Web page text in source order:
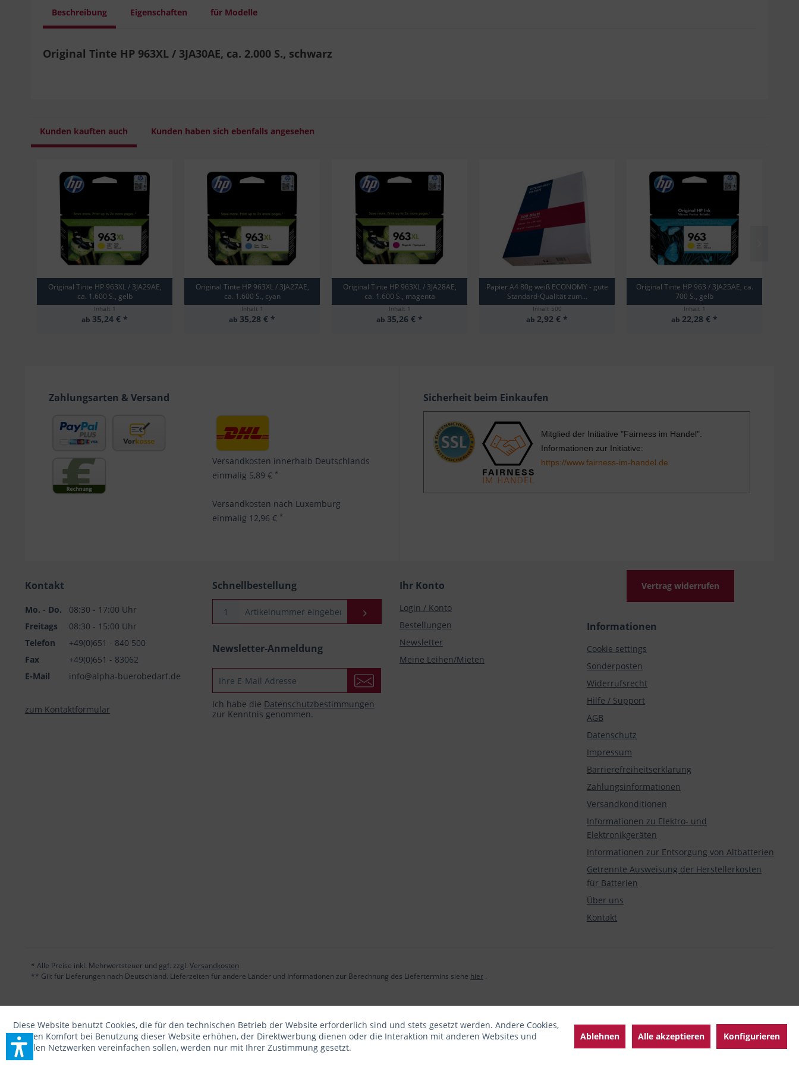
Beschreibung Eigenschaften für Modelle
Original Tinte HP 963XL / 3JA30AE, ca. 2.000 S., schwarz
Kunden kauften auch Kunden haben sich ebenfalls angesehen
Original Tinte HP 963XL / 3JA29AE,
ca. 1.600 S., gelb
Inhalt 1
ab 35,24 € *
Original Tinte HP 963XL / 3JA27AE,
ca. 1.600 S., cyan
Inhalt 1
ab 35,28 € *
Original Tinte HP 963XL / 3JA28AE,
ca. 1.600 S., magenta
Inhalt 1
ab 35,26 € *
Papier A4 80g weiß ECONOMY - gute
Standard-Qualität zum...
Inhalt 500
ab 2,92 € *
Original Tinte HP 963 / 3JA25AE, ca.
700 S., gelb
Inhalt 1
ab 22,28 € *
Zahlungsarten & Versand
Versandkosten innerhalb Deutschlands
einmalig 5,89 € *
Versandkosten nach Luxemburg
einmalig 12,96 € *
Sicherheit beim Einkaufen
Mitglied der Initiative "Fairness im Handel".
Informationen zur Initiative:
https://www.fairness-im-handel.de
Kontakt
Mo. - Do.
08:30 - 17:00 Uhr
Freitags
08:30 - 15:00 Uhr
Telefon
+49(0)651 - 840 500
Fax
+49(0)651 - 83062
E-Mail
info@alpha-buerobedarf.de
zum Kontaktformular
Schnellbestellung
Newsletter-Anmeldung
Ich habe die Datenschutzbestimmungen
zur Kenntnis genommen.
Ihr Konto
Login / Konto
Bestellungen
Newsletter
Meine Leihen/Mieten
Vertrag widerrufen
Informationen
Cookie settings
Sonderposten
Widerrufsrecht
Hilfe / Support
AGB
Datenschutz
Impressum
Barrierefreiheitserklärung
Zahlungsinformationen
Versandkonditionen
Informationen zu Elektro- und
Elektronikgeräten
Informationen zur Entsorgung von Altbatterien
Getrennte Ausweisung der Herstellerkosten
für Batterien
Über uns
Kontakt
* Alle Preise inkl. Mehrwertsteuer und ggf. zzgl. Versandkosten
** Gilt für Lieferungen nach Deutschland. Lieferzeiten für andere Länder und Informationen zur Berechnung des Liefertermins siehe hier .
Diese Website benutzt Cookies, die für den technischen Betrieb der Website erforderlich sind und stets gesetzt werden. Andere Cookies,
die den Komfort bei Benutzung dieser Website erhöhen, der Direktwerbung dienen oder die Interaktion mit anderen Websites und
sozialen Netzwerken vereinfachen sollen, werden nur mit Ihrer Zustimmung gesetzt.
Ablehnen Alle akzeptieren Konfigurieren